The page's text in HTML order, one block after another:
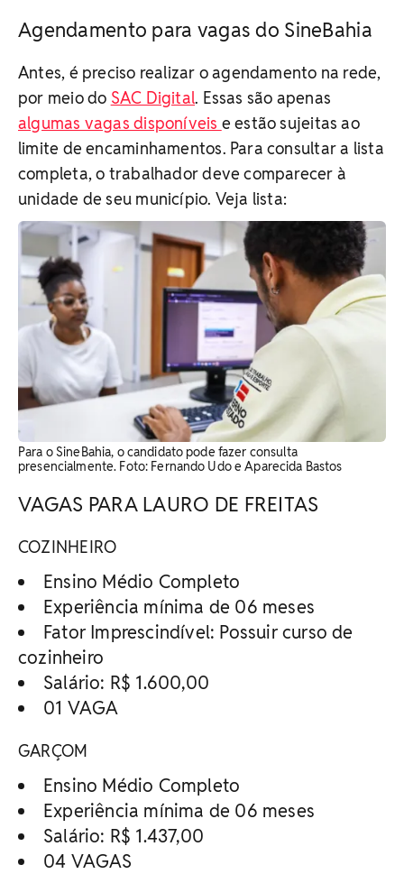
Agendamento para vagas do SineBahia
Antes, é preciso realizar o agendamento na rede,
por meio do SAC Digital. Essas são apenas
algumas vagas disponíveis e estão sujeitas ao
limite de encaminhamentos. Para consultar a lista
completa, o trabalhador deve comparecer à
unidade de seu município. Veja lista:
Para o SineBahia, o candidato pode fazer consulta
presencialmente. Foto: Fernando Udo e Aparecida Bastos
VAGAS PARA LAURO DE FREITAS
COZINHEIRO
Ensino Médio Completo
Experiência mínima de 06 meses
Fator Imprescindível: Possuir curso de
cozinheiro
Salário: R$ 1.600,00
01 VAGA
GARÇOM
Ensino Médio Completo
Experiência mínima de 06 meses
Salário: R$ 1.437,00
04 VAGAS